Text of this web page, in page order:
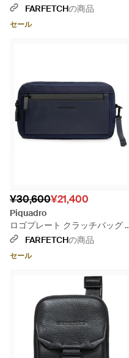
ク
FARFETCHの商品
セール
¥30,600¥21,400
Piquadro
ロゴプレート クラッチバッグ -
ブルーFARFETCHの商品
セール